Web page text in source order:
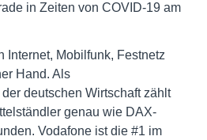
in Zeiten von COVID-19 am
Internet, Mobilfunk, Festnetz
Hand. Als
deutschen Wirtschaft zählt
genau wie DAX-
Vodafone ist die #1 im